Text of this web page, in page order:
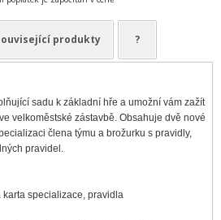
produkty ?
sadu k základní hře a umožní vám zažít
velkoměstské zástavbě. Obsahuje dvě nové
člena týmu a brožurku s pravidly,
pravidel.
specializace, pravidla